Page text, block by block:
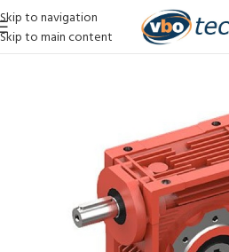
Skip to navigation
Skip to main content